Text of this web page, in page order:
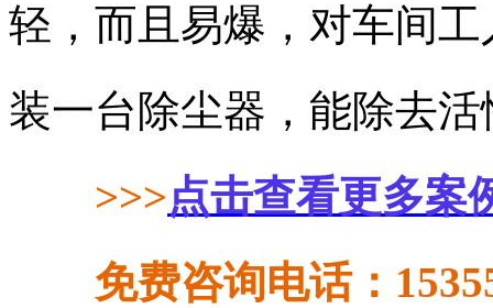
轻，而且易爆，对车间
装一台除尘器，能除去
>>>点击查看更多案
免费咨询电话：